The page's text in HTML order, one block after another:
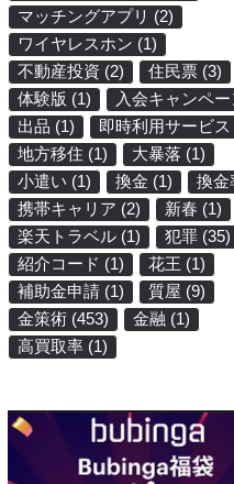
マッチングアプリ (2)
ワイヤレスホン (1)
不動産投資 (2) 住民票 (3)
体験版 (1) 入会キャンペー
出品 (1) 即時利用サービス
地方移住 (1) 大暴落 (1)
小遣い (1) 換金 (1) 換金
携帯キャリア (2) 新春 (1)
楽天トラベル (1) 犯罪 (35)
紹介コード (1) 花王 (1)
補助金申請 (1) 質屋 (9)
金策術 (453) 金融 (1)
高買取率 (1)